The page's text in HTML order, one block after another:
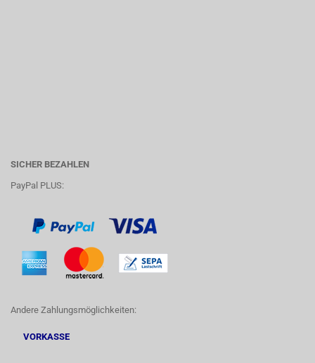
SICHER BEZAHLEN
PayPal PLUS:
Andere Zahlungsmöglichkeiten:
VORKASSE